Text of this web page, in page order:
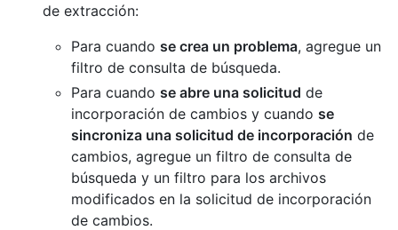
de extracción:
Para cuando se crea un problema, agregue un
filtro de consulta de búsqueda.
Para cuando se abre una solicitud de
incorporación de cambios y cuando se
sincroniza una solicitud de incorporación de
cambios, agregue un filtro de consulta de
búsqueda y un filtro para los archivos
modificados en la solicitud de incorporación
de cambios.